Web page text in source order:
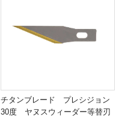
チタンブレード プレシジョン
30度 ヤヌスウィーダー等替刃